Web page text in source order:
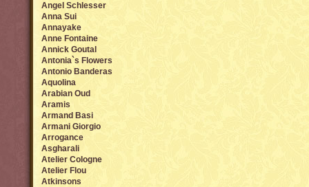
Angel Sсhlesser
Anna Sui
Annayake
Anne Fontaine
Annick Goutal
Antonia`s Flowers
Antonio Banderas
Aquolina
Arabian Oud
Aramis
Armand Basi
Armani Giorgio
Arrogance
Asgharali
Atelier Cologne
Atelier Flou
Atkinsons